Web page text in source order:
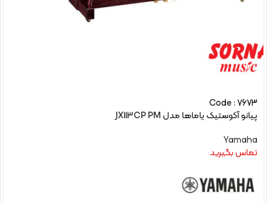
Code : 7673
پیانو آکوستیک یاماها مدل JX113CP PM
Yamaha
تماس بگیرید